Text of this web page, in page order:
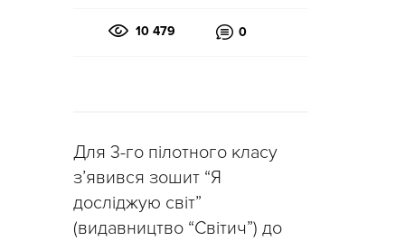
10 479 0
Для 3-го пілотного класу
з’явився зошит “Я
досліджую світ”
(видавництво “Світич”) до